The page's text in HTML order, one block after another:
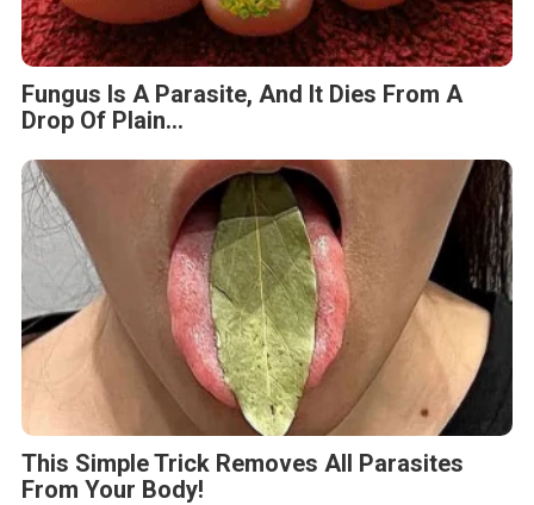
Fungus Is A Parasite, And It Dies From A
Drop Of Plain...
This Simple Trick Removes All Parasites
From Your Body!